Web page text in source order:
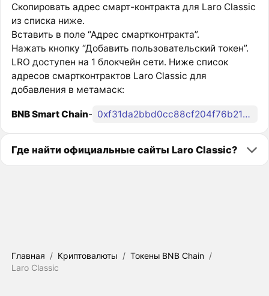
Скопировать адрес смарт-контракта для Laro Classic
из списка ниже.
Вставить в поле “Адрес смартконтракта”.
Нажать кнопку “Добавить пользовательский токен”.
LRO доступен на 1 блокчейн сети. Ниже список
адресов смартконтрактов Laro Classic для
добавления в метамаск:
BNB Smart Chain- 0xf31da2bbd0cc88cf204f76b21425a865ad9acc31
Где найти официальные сайты Laro Classic?
Главная / Криптовалюты / Токены BNB Chain /
Laro Classic